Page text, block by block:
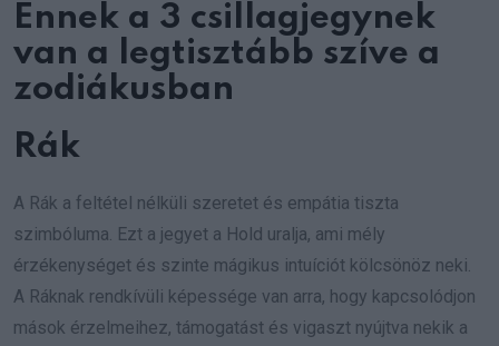
Ennek a 3 csillagjegynek
van a legtisztább szíve a
zodiákusban
Rák
A Rák a feltétel nélküli szeretet és empátia tiszta
szimbóluma. Ezt a jegyet a Hold uralja, ami mély
érzékenységet és szinte mágikus intuíciót kölcsönöz neki.
A Ráknak rendkívüli képessége van arra, hogy kapcsolódjon
mások érzelmeihez, támogatást és vigaszt nyújtva nekik a